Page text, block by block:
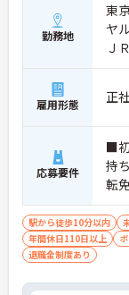
勤務地
東
ヤ
Ｊ
雇用形態 正
応募要件
■
持
転
駅から徒歩10分以内
年間休日110日以上
退職金制度あり